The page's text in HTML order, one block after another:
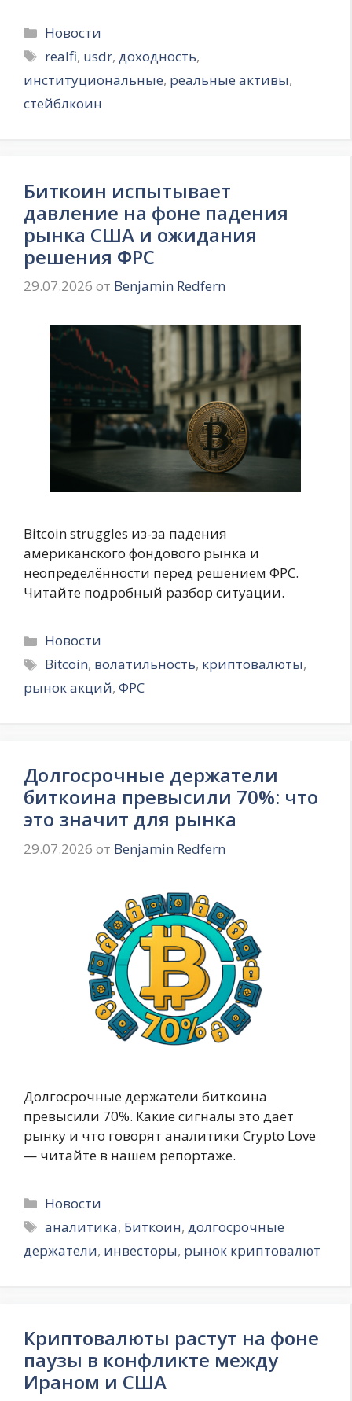
Рубрики
Новости
Метки
realfi, usdr, доходность,
институциональные, реальные активы,
стейблкоин
Биткоин испытывает
давление на фоне падения
рынка США и ожидания
решения ФРС
29.07.2026 от Benjamin Redfern
Bitcoin struggles из-за падения
американского фондового рынка и
неопределённости перед решением ФРС.
Читайте подробный разбор ситуации.
Рубрики
Новости
Метки
Bitcoin, волатильность, криптовалюты,
рынок акций, ФРС
Долгосрочные держатели
биткоина превысили 70%: что
это значит для рынка
29.07.2026 от Benjamin Redfern
Долгосрочные держатели биткоина
превысили 70%. Какие сигналы это даёт
рынку и что говорят аналитики Crypto Love
— читайте в нашем репортаже.
Рубрики
Новости
Метки
аналитика, Биткоин,долгосрочные
держатели, инвесторы, рынок криптовалют
Криптовалюты растут на фоне
паузы в конфликте между
Ираном и США